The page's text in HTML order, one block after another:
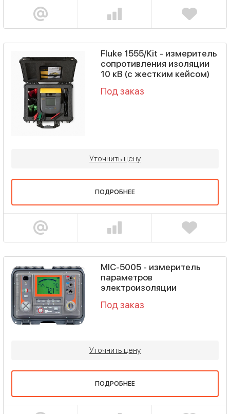
Fluke 1555/Kit - измеритель
сопротивления изоляции
10 кВ (с жестким кейсом)
Под заказ
Уточнить цену
ПОДРОБНЕЕ
MIC-5005 - измеритель
параметров
электроизоляции
Под заказ
Уточнить цену
ПОДРОБНЕЕ